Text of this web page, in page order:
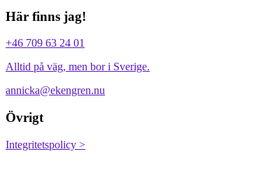
Här finns jag!
+46 709 63 24 01
Alltid på väg, men bor i Sverige.
annicka@ekengren.nu
Övrigt
Integritetspolicy >